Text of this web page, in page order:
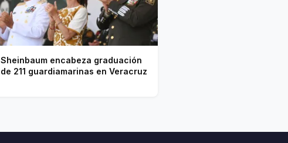
Sheinbaum encabeza graduación
de 211 guardiamarinas en Veracruz